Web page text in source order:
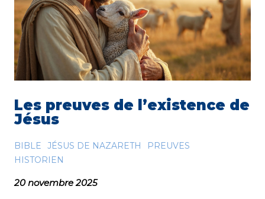
Les preuves de l’existence de
Jésus
BIBLE JÉSUS DE NAZARETH
PREUVES
HISTORIEN
20 novembre 2025